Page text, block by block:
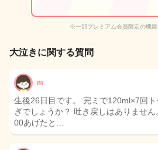
※一部プレミアム会員限定の機
大泣きに関する質問
m
生後26日目です。 完ミで120ml×7回
ぎでしょうか？ 吐き戻しはありませ
00あげたと…